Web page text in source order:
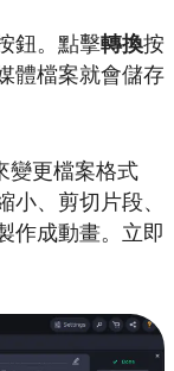
鈕。點擊轉換按
體檔案就會儲存
變更檔案格式
、剪切片段、
作成動畫。立即